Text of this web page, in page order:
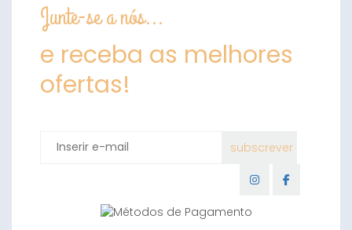
Junte-se a nós...
e receba as melhores
ofertas!